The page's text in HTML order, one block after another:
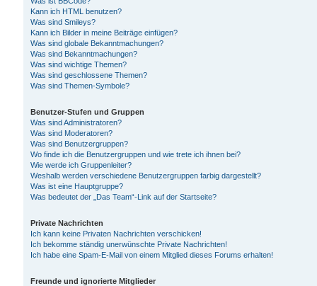
Kann ich HTML benutzen?
Was sind Smileys?
Kann ich Bilder in meine Beiträge einfügen?
Was sind globale Bekanntmachungen?
Was sind Bekanntmachungen?
Was sind wichtige Themen?
Was sind geschlossene Themen?
Was sind Themen-Symbole?
Benutzer-Stufen und Gruppen
Was sind Administratoren?
Was sind Moderatoren?
Was sind Benutzergruppen?
Wo finde ich die Benutzergruppen und wie trete ich ihnen bei?
Wie werde ich Gruppenleiter?
Weshalb werden verschiedene Benutzergruppen farbig dargestellt?
Was ist eine Hauptgruppe?
Was bedeutet der „Das Team“-Link auf der Startseite?
Private Nachrichten
Ich kann keine Privaten Nachrichten verschicken!
Ich bekomme ständig unerwünschte Private Nachrichten!
Ich habe eine Spam-E-Mail von einem Mitglied dieses Forums erhalten!
Freunde und ignorierte Mitglieder